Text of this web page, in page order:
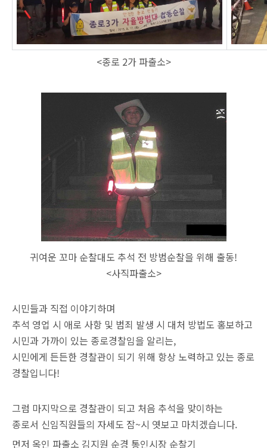
<종로 2가 파출소>
귀여운 꼬마 순찰대도 추석 전 방범순찰을 위해 출동!
<사직파출소>
시민들과 직접 이야기하며
추석 영업 시 애로 사항 및 범죄 발생 시 대처 방법도 홍보하고
시민과 가까이 있는 종로경찰임을 알리는,
시민에게 든든한 경찰관이 되기 위해 항상 노력하고 있는 종로
경찰입니다!
그럼 마지막으로 경찰관이 되고 처음 추석을 맞이하는
종로서 신임직원들의 자세도 잠~시 엿보고 마치겠습니다.
먼저 옥인 파출소 김지원 순경 통인시장 순찰기